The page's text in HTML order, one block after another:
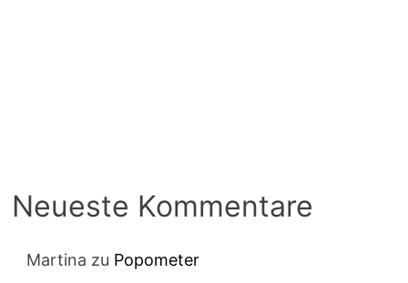
Neueste Kommentare
Martina zu Popometer